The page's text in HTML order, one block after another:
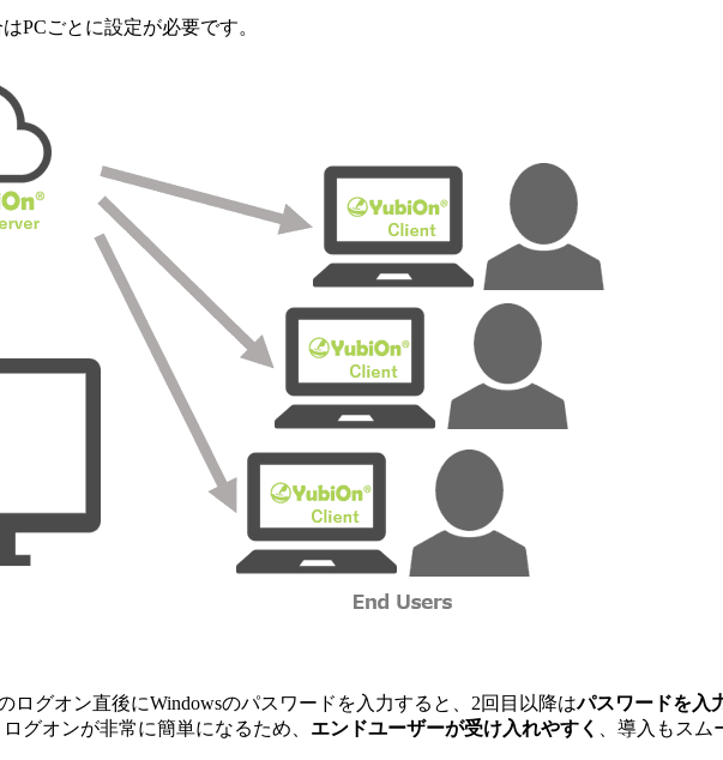
PCごとに設定が必要です。
ログオン直後にWindowsのパスワードを入力すると、2回目以降はパスワードを入
グオンが非常に簡単になるため、 エンドユーザーが受け入れやすく 、導入もス